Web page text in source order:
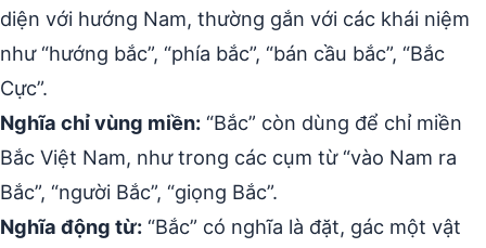
diện với hướng Nam, thường gắn với các khái niệm
như “hướng bắc”, “phía bắc”, “bán cầu bắc”, “Bắc
Cực”.
Nghĩa chỉ vùng miền: “Bắc” còn dùng để chỉ miền
Bắc Việt Nam, như trong các cụm từ “vào Nam ra
Bắc”, “người Bắc”, “giọng Bắc”.
Nghĩa động từ: “Bắc” có nghĩa là đặt, gác một vật